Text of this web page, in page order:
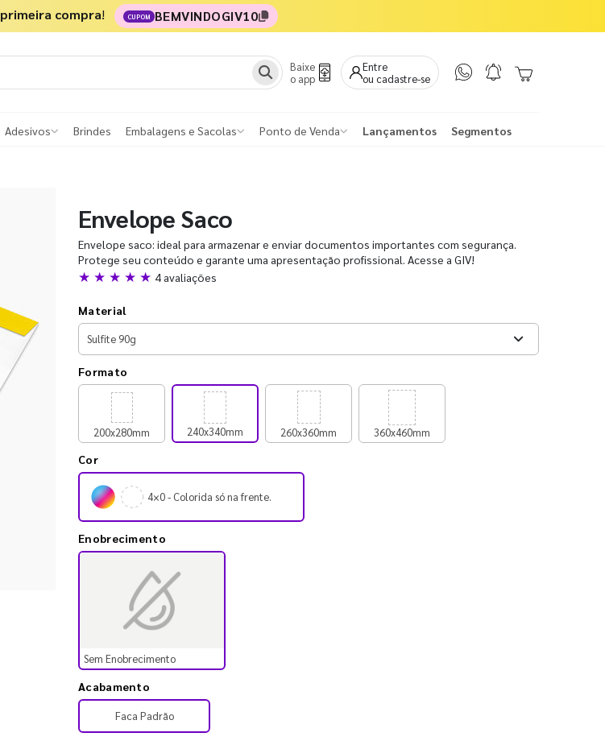
primeira compra! CUPOM BEMVINDOGIV10
Baixe
o app
Entre
ou cadastre-se
Adesivos Brindes Embalagens e Sacolas Ponto de Venda Lançamentos Segmentos
Envelope Saco
Envelope saco: ideal para armazenar e enviar documentos importantes com segurança.
Protege seu conteúdo e garante uma apresentação profissional. Acesse a GIV!
★ ★ ★ ★ ★ 4 avaliações
Material
Formato
200x280mm 240x340mm 260x360mm 360x460mm
Cor
4×0 - Colorida só na frente.
Enobrecimento
Sem Enobrecimento
Acabamento
Faca Padrão